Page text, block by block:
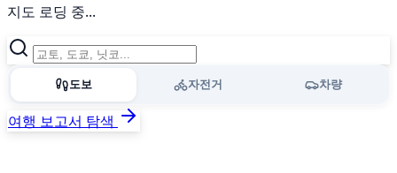
지도 로딩 중...
도보 자전거 차량
여행 보고서 탐색